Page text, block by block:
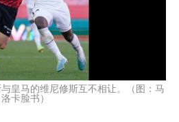
皇马的维尼修斯互不相让。（图：马
洛卡脸书）